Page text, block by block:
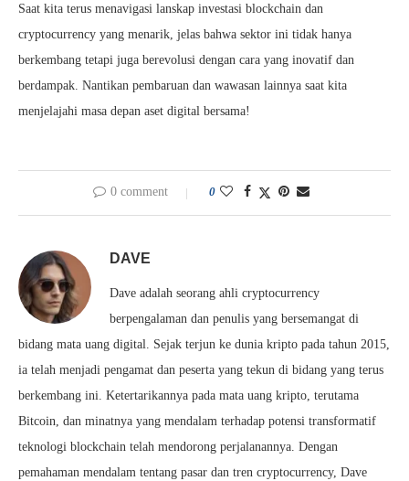
Saat kita terus menavigasi lanskap investasi blockchain dan
cryptocurrency yang menarik, jelas bahwa sektor ini tidak hanya
berkembang tetapi juga berevolusi dengan cara yang inovatif dan
berdampak. Nantikan pembaruan dan wawasan lainnya saat kita
menjelajahi masa depan aset digital bersama!
0 comment 0
DAVE
Dave adalah seorang ahli cryptocurrency
berpengalaman dan penulis yang bersemangat di
bidang mata uang digital. Sejak terjun ke dunia kripto pada tahun 2015,
ia telah menjadi pengamat dan peserta yang tekun di bidang yang terus
berkembang ini. Ketertarikannya pada mata uang kripto, terutama
Bitcoin, dan minatnya yang mendalam terhadap potensi transformatif
teknologi blockchain telah mendorong perjalanannya. Dengan
pemahaman mendalam tentang pasar dan tren cryptocurrency, Dave